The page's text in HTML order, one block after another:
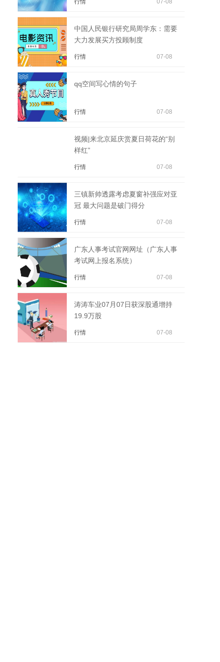
行情 07-08
中国人民银行研究局周学东：需要
大力发展买方投顾制度
行情 07-08
qq空间写心情的句子
行情 07-08
视频|来北京延庆赏夏日荷花的“别
样红”
行情 07-08
三镇新帅透露考虑夏窗补强应对亚
冠 最大问题是破门得分
行情 07-08
广东人事考试官网网址（广东人事
考试网上报名系统）
行情 07-08
涛涛车业07月07日获深股通增持
19.9万股
行情 07-08